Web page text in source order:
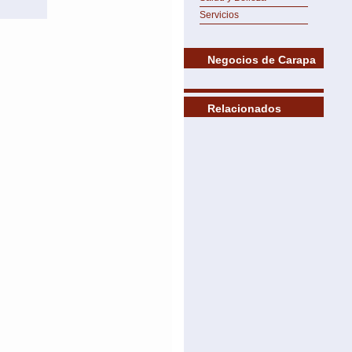
Servicios
Negocios de Carapa
Relacionados